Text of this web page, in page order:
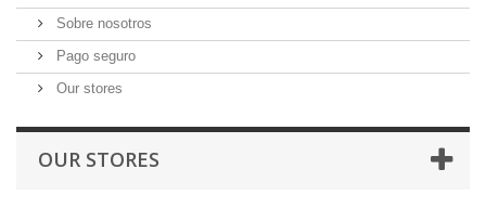
Sobre nosotros
Pago seguro
Our stores
OUR STORES